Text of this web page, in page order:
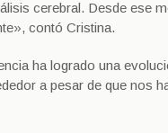
cerebral. Desde ese
contó Cristina.
ha logrado una
a pesar de que nos